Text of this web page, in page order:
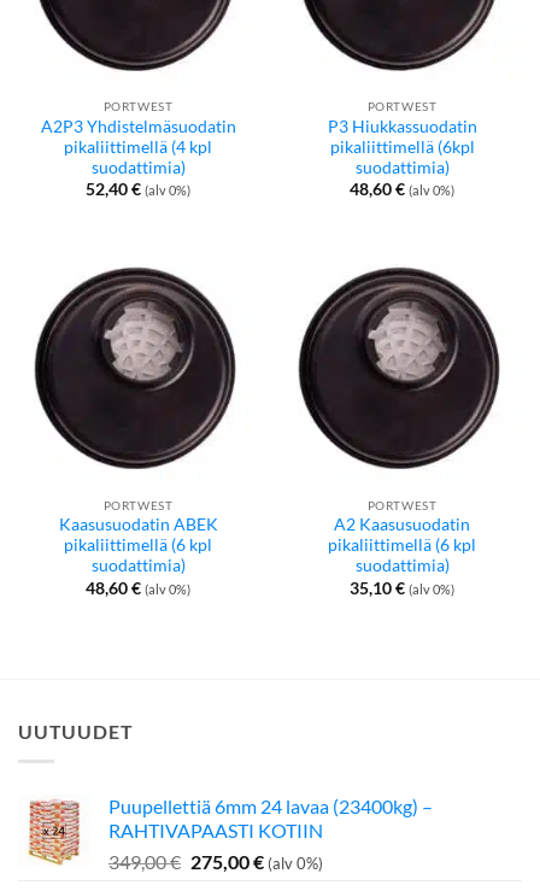
PORTWEST
A2P3 Yhdistelmäsuodatin
pikaliittimellä (4 kpl
suodattimia)
52,40€ (alv 0%)
PORTWEST
P3 Hiukkassuodatin
pikaliittimellä (6kpl
suodattimia)
48,60€ (alv 0%)
PORTWEST
Kaasusuodatin ABEK
pikaliittimellä (6 kpl
suodattimia)
48,60€ (alv 0%)
PORTWEST
A2 Kaasusuodatin
pikaliittimellä (6 kpl
suodattimia)
35,10€ (alv 0%)
UUTUUDET
Puupellettiä 6mm 24 lavaa (23400kg) –
RAHTIVAPAASTI KOTIIN
349,00€ Alkuperäinen
275,00€Nykyinen
(alv 0%)